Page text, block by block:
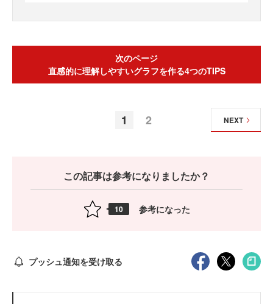
次のページ
直感的に理解しやすいグラフを作る4つのTIPS
1 2 NEXT
この記事は参考になりましたか？
10 参考になった
プッシュ通知を受け取る